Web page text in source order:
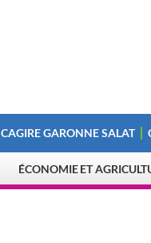
CAGIRE GARONNE SALAT
ÉCONOMIE ET